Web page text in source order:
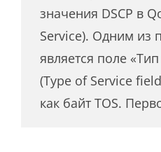
значения DSCP в
Service). Одним из
является поле
(Type of Service
как байт TOS.